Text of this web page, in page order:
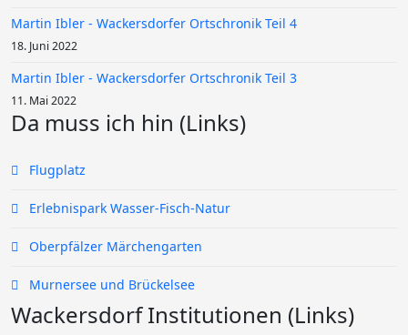
Martin Ibler - Wackersdorfer Ortschronik Teil 4
18. Juni 2022
Martin Ibler - Wackersdorfer Ortschronik Teil 3
11. Mai 2022
Da muss ich hin (Links)
Flugplatz
Erlebnispark Wasser-Fisch-Natur
Oberpfälzer Märchengarten
Murnersee und Brückelsee
Wackersdorf Institutionen (Links)